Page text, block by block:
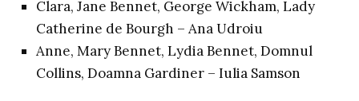
Clara, Jane Bennet, George Wickham, Lady
Catherine de Bourgh – Ana Udroiu
Anne, Mary Bennet, Lydia Bennet, Domnul
Collins, Doamna Gardiner – Iulia Samson